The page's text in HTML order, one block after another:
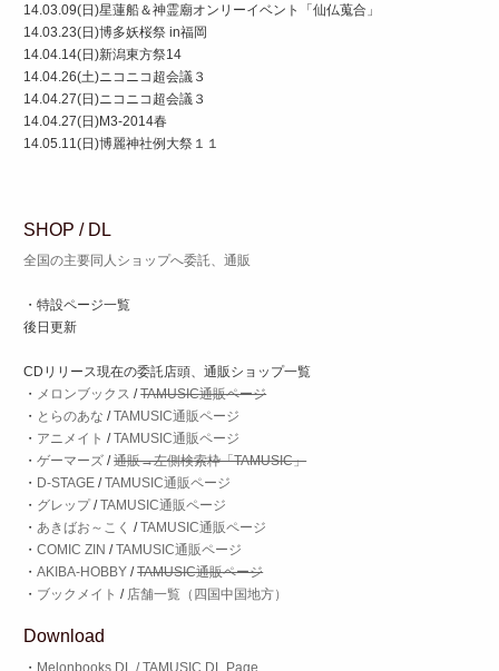
14.03.09(日)星蓮船＆神霊廟オンリーイベント「仙仏蒐合」
14.03.23(日)博多妖桜祭 in福岡
14.04.14(日)新潟東方祭14
14.04.26(土)ニコニコ超会議３
14.04.27(日)ニコニコ超会議３
14.04.27(日)M3-2014春
14.05.11(日)博麗神社例大祭１１
SHOP / DL
全国の主要同人ショップへ委託、通販
・特設ページ一覧
後日更新
CDリリース現在の委託店頭、通販ショップ一覧
・ メロンブックス /TAMUSIC通販ページ
・ とらのあな /TAMUSIC通販ページ
・ アニメイト /TAMUSIC通販ページ
・ゲーマーズ /通販→左側検索枠「TAMUSIC」
・ D-STAGE /TAMUSIC通販ページ
・ グレップ/TAMUSIC通販ページ
・あきばお～こく /TAMUSIC通販ページ
・COMIC ZIN /TAMUSIC通販ページ
・AKIBA-HOBBY /TAMUSIC通販ページ
・ ブックメイト / 店舗一覧（四国中国地方）
Download
・ Melonbooks DL / TAMUSIC DL Page